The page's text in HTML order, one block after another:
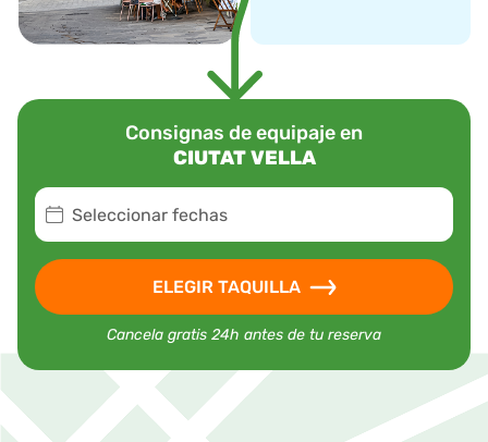
Consignas de equipaje en
CIUTAT VELLA
Seleccionar fechas
ELEGIR TAQUILLA
Cancela gratis 24h antes de tu reserva